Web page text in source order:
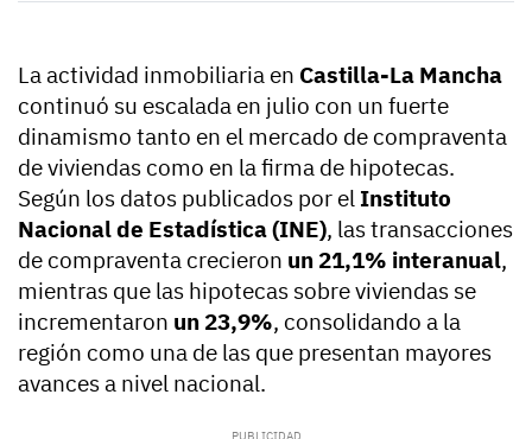
La actividad inmobiliaria en Castilla-La Mancha
continuó su escalada en julio con un fuerte
dinamismo tanto en el mercado de compraventa
de viviendas como en la firma de hipotecas.
Según los datos publicados por el Instituto
Nacional de Estadística (INE), las transacciones
de compraventa crecieron un 21,1% interanual,
mientras que las hipotecas sobre viviendas se
incrementaron un 23,9%, consolidando a la
región como una de las que presentan mayores
avances a nivel nacional.